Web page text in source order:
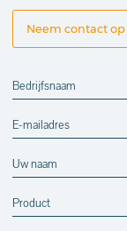
Neem contact op